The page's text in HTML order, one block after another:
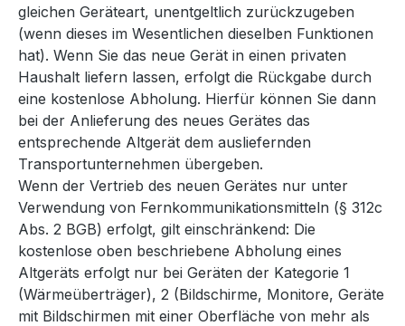
gleichen Geräteart, unentgeltlich zurückzugeben
(wenn dieses im Wesentlichen dieselben Funktionen
hat). Wenn Sie das neue Gerät in einen privaten
Haushalt liefern lassen, erfolgt die Rückgabe durch
eine kostenlose Abholung. Hierfür können Sie dann
bei der Anlieferung des neues Gerätes das
entsprechende Altgerät dem ausliefernden
Transportunternehmen übergeben.
Wenn der Vertrieb des neuen Gerätes nur unter
Verwendung von Fernkommunikationsmitteln (§ 312c
Abs. 2 BGB) erfolgt, gilt einschränkend: Die
kostenlose oben beschriebene Abholung eines
Altgeräts erfolgt nur bei Geräten der Kategorie 1
(Wärmeüberträger), 2 (Bildschirme, Monitore, Geräte
mit Bildschirmen mit einer Oberfläche von mehr als